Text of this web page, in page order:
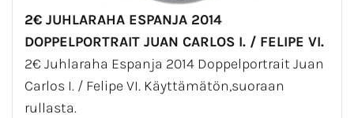
2€ JUHLARAHA ESPANJA 2014
DOPPELPORTRAIT JUAN CARLOS I. / FELIPE VI.
2€ Juhlaraha Espanja 2014 Doppelportrait Juan
Carlos I. / Felipe VI. Käyttämätön,suoraan
rullasta.